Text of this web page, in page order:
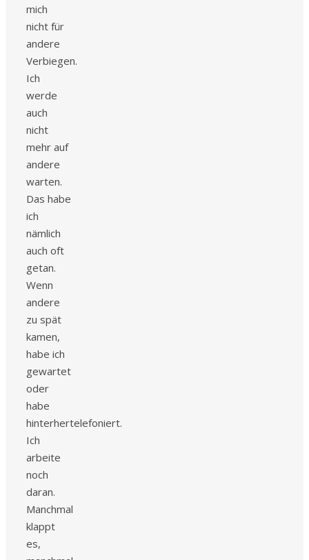
mich
nicht für
andere
Verbiegen.
Ich
werde
auch
nicht
mehr auf
andere
warten.
Das habe
ich
nämlich
auch oft
getan.
Wenn
andere
zu spät
kamen,
habe ich
gewartet
oder
habe
hinterhertelefoniert.
Ich
arbeite
noch
daran.
Manchmal
klappt
es,